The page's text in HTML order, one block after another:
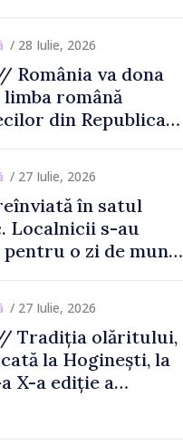
/ 28 Iulie, 2026
România va dona
română
din Republica
/ 27 Iulie, 2026
în satul
Localnicii s-au
o zi de muncă
/ 27 Iulie, 2026
Tradiția olăritului,
la Hoginești, la
X-a ediție a